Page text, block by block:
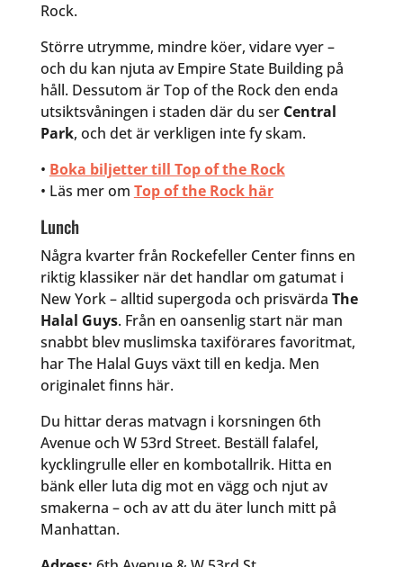
Rock.
Större utrymme, mindre köer, vidare vyer –
och du kan njuta av Empire State Building på
håll. Dessutom är Top of the Rock den enda
utsiktsvåningen i staden där du ser Central
Park, och det är verkligen inte fy skam.
• Boka biljetter till Top of the Rock
• Läs mer om Top of the Rock här
Lunch
Några kvarter från Rockefeller Center finns en
riktig klassiker när det handlar om gatumat i
New York – alltid supergoda och prisvärda The
Halal Guys. Från en oansenlig start när man
snabbt blev muslimska taxiförares favoritmat,
har The Halal Guys växt till en kedja. Men
originalet finns här.
Du hittar deras matvagn i korsningen 6th
Avenue och W 53rd Street. Beställ falafel,
kycklingrulle eller en kombotallrik. Hitta en
bänk eller luta dig mot en vägg och njut av
smakerna – och av att du äter lunch mitt på
Manhattan.